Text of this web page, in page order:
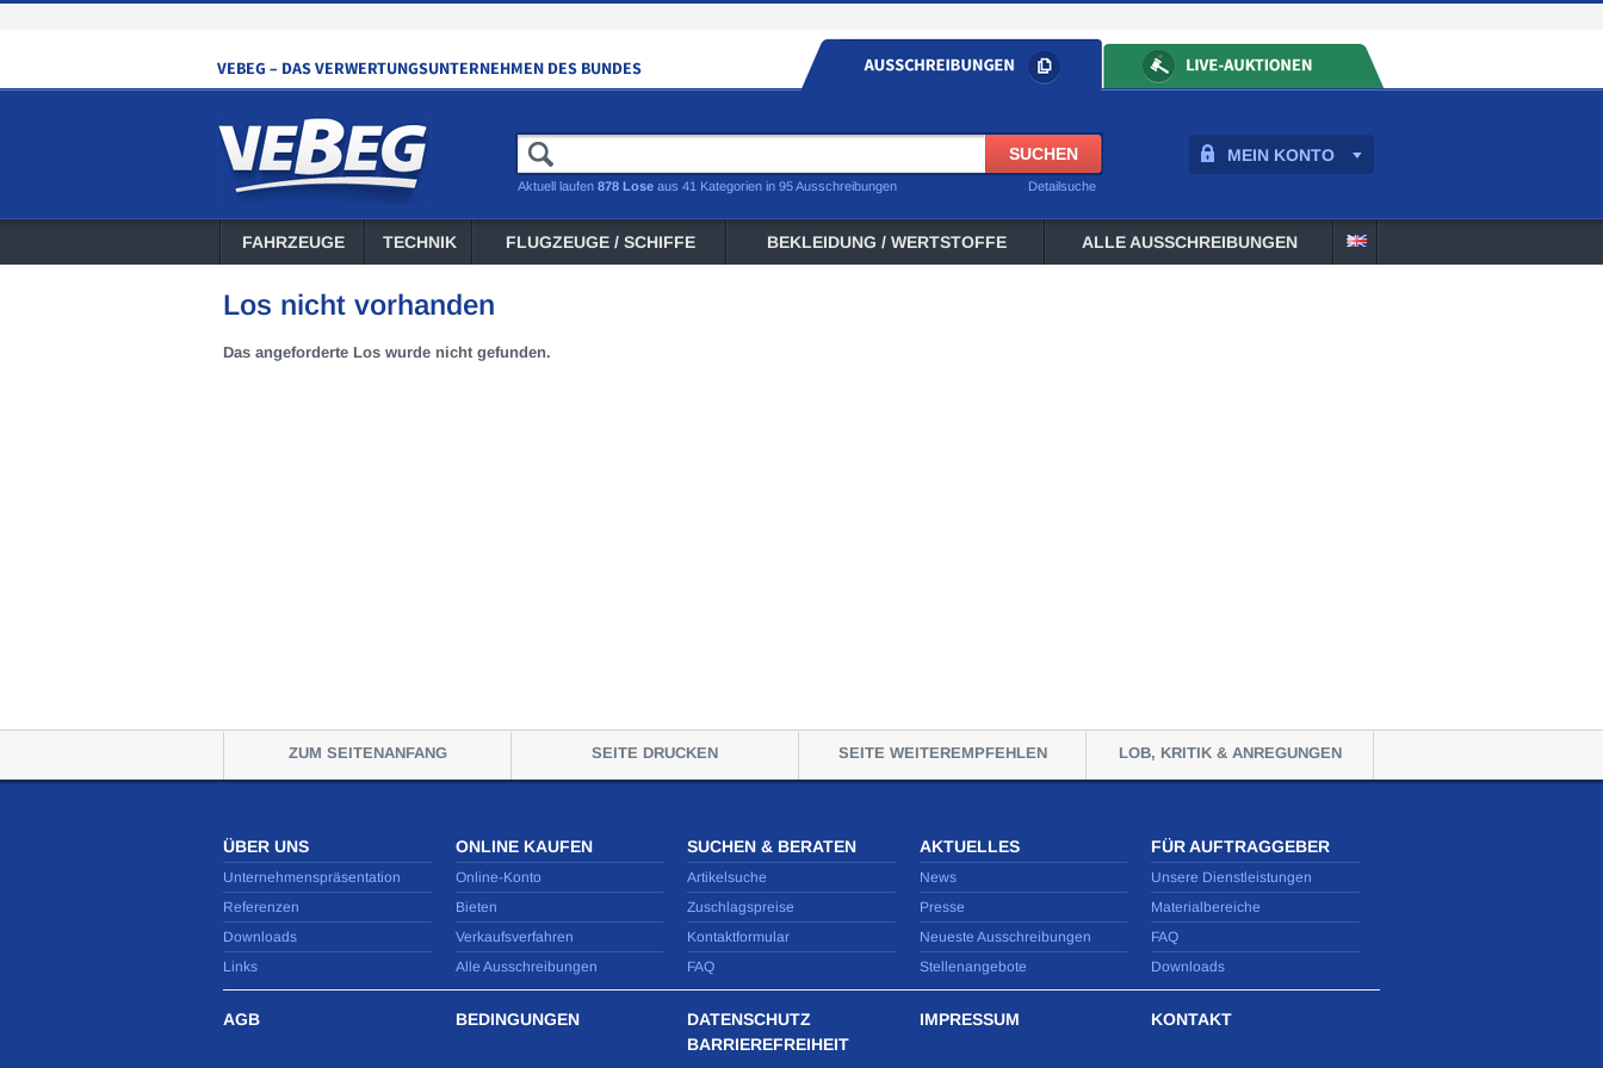
MEIN KONTO
Detailsuche
Aktuell laufen 878 Lose aus 41 Kategorien in 95 Ausschreibungen
FAHRZEUGE TECHNIK FLUGZEUGE / SCHIFFE BEKLEIDUNG / WERTSTOFFE ALLE AUSSCHREIBUNGEN
Los nicht vorhanden
Das angeforderte Los wurde nicht gefunden.
ZUM SEITENANFANG SEITE DRUCKEN SEITE WEITEREMPFEHLEN LOB, KRITIK & ANREGUNGEN
ÜBER UNS
Unternehmenspräsentation
Referenzen
Downloads
Links
ONLINE KAUFEN
Online-Konto
Bieten
Verkaufsverfahren
Alle Ausschreibungen
SUCHEN & BERATEN
Artikelsuche
Zuschlagspreise
Kontaktformular
FAQ
AKTUELLES
News
Presse
Neueste Ausschreibungen
Stellenangebote
FÜR AUFTRAGGEBER
Unsere Dienstleistungen
Materialbereiche
FAQ
Downloads
AGB BEDINGUNGEN
DATENSCHUTZ
BARRIEREFREIHEIT
IMPRESSUM KONTAKT